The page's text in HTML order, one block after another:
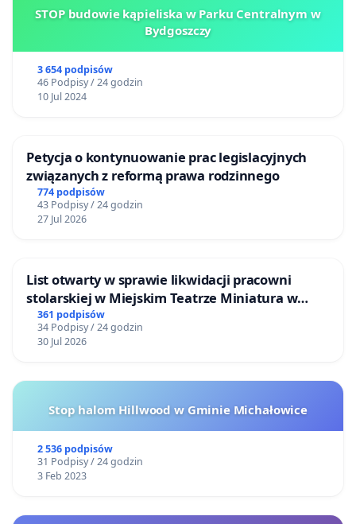
STOP budowie kąpieliska w Parku Centralnym w
Bydgoszczy
3 654 podpisów
46 Podpisy / 24 godzin
10 Jul 2024
Petycja o kontynuowanie prac legislacyjnych
związanych z reformą prawa rodzinnego
774 podpisów
43 Podpisy / 24 godzin
27 Jul 2026
List otwarty w sprawie likwidacji pracowni
stolarskiej w Miejskim Teatrze Miniatura w
Gdańsku
361 podpisów
34 Podpisy / 24 godzin
30 Jul 2026
Stop halom Hillwood w Gminie Michałowice
2 536 podpisów
31 Podpisy / 24 godzin
3 Feb 2023